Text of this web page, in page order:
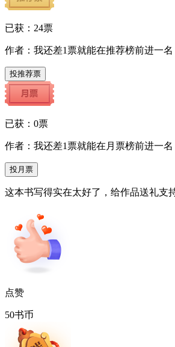
已获： 24票
作者：我还差1 票就能在推荐榜前进一
投推荐票
已获： 0票
作者：我还差1 票就能在月票榜前进一
投月票
这本书写得实在太好了，给作品送礼支
点赞
50书币